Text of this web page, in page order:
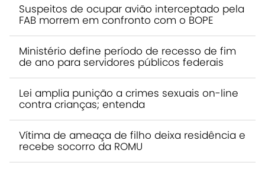
Suspeitos de ocupar avião interceptado pela
FAB morrem em confronto com o BOPE
Ministério define período de recesso de fim
de ano para servidores públicos federais
Lei amplia punição a crimes sexuais on-line
contra crianças; entenda
Vítima de ameaça de filho deixa residência e
recebe socorro da ROMU